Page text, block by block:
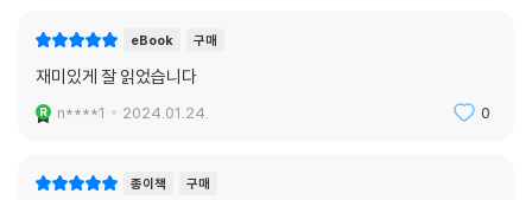
옥벽 및 여러 옥기와 철로 만든 검과 장신구가 발굴된 석암리 9호분. 그중
에서도 ‘평양 석암리 금제 띠고리’라 부르는 국보 금제 허리띠는 세세한 조
각이 마치 살아 있는 듯한 용 장식이 엄청난 공력으로 완성한 것을 넘어 하
토된 금제 띠고리와 유사하다.
eBook 구매
재미있게 잘 읽었습니다
n****1 2024.01.24. 0
종이책 구매